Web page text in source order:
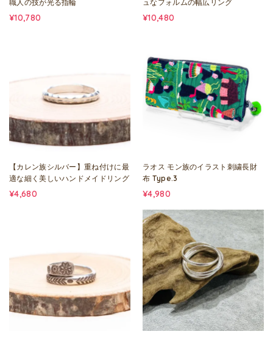
職人の技が光る指輪
¥10,780
ュなフォルムの幅広リング
¥10,480
【カレン族シルバー】重ね付けに最
適な細く美しいハンドメイドリング
¥4,680
ラオス モン族のイラスト刺繍長財
布 Type.3
¥4,980